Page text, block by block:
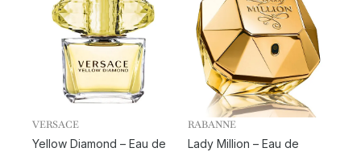
VERSACE
Yellow Diamond – Eau de
RABANNE
Lady Million – Eau de